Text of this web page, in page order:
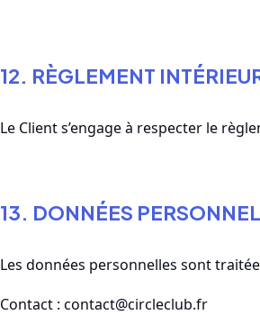
12. RÈGLEMENT
Le Client s’engage à respecter le
13. DONNÉES
Les données personnelles sont
Contact : contact@circleclub.fr